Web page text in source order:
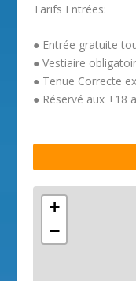
Tarifs Entrées:
● Entrée gratuite
● Vestiaire
● Tenue Correcte
● Réservé aux +18
+
−